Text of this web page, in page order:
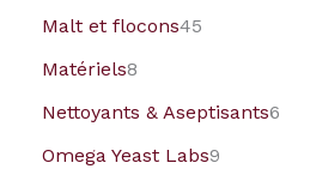
Malt et flocons45
Matériels8
Nettoyants & Aseptisants6
Omega Yeast Labs9